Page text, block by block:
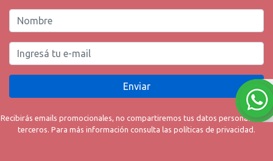
Enviar
Recibirás emails promocionales, no compartiremos tus datos personales con
terceros. Para más información consulta las políticas de privacidad.